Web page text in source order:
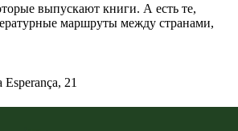
выпускают книги. А есть те,
маршруты между странами,
21